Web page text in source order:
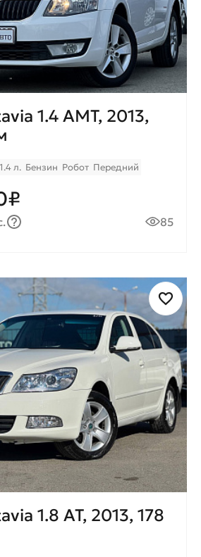
1.4 AMT, 2013,
1.4 л. Бензин Робот Передний
85
1.8 AT, 2013, 178